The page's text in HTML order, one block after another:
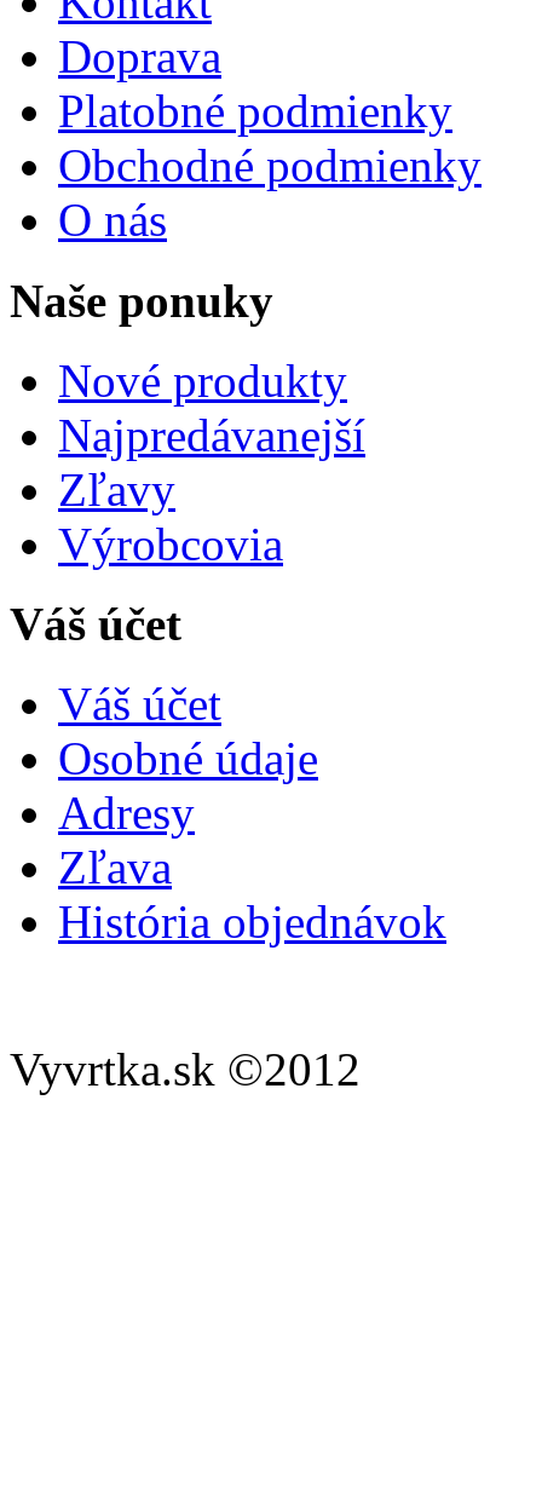
Doprava
Platobné podmienky
Obchodné podmienky
O nás
Naše ponuky
Nové produkty
Najpredávanejší
Zľavy
Výrobcovia
Váš účet
Váš účet
Osobné údaje
Adresy
Zľava
História objednávok
Vyvrtka.sk ©2012